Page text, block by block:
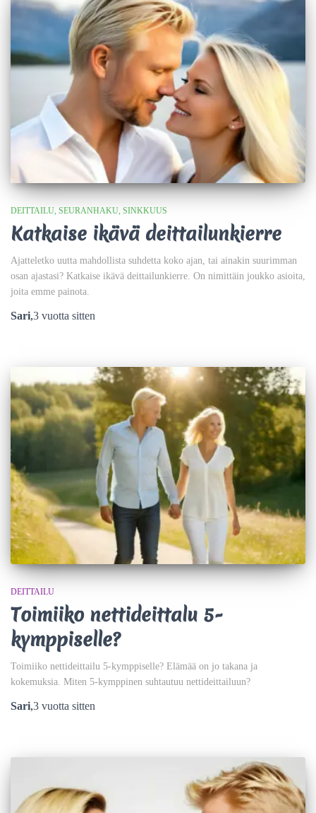
DEITTAILU SEURANHAKU SINKKUUS
Katkaise ikävä deittailunkierre
Ajatteletko uutta mahdollista suhdetta koko ajan, tai ainakin suurimman
osan ajastasi? Katkaise ikävä deittailunkierre. On nimittäin joukko asioita,
joita emme painota.
Sari,3 vuotta sitten
DEITTAILU
Toimiiko nettideittalu 5-
kymppiselle?
Toimiiko nettideittailu 5-kymppiselle? Elämää on jo takana ja
kokemuksia. Miten 5-kymppinen suhtautuu nettideittailuun?
Sari,3 vuotta sitten